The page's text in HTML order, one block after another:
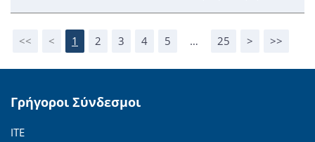
<< < 1 2 3 4 5 … 25 > >>
Γρήγοροι Σύνδεσμοι
ΙΤΕ